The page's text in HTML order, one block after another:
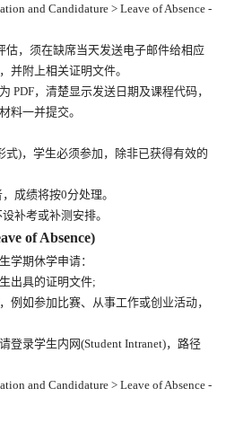
and Candidature > Leave of Absence -
，须在缺席当天发送电子邮件给相应
并附上相关证明文件。
，清楚显示发送日期及课程代码，
料一并提交。
)，学生必须参加，除非已获得有效的
成绩将按0分处理。
补考或补测安排。
of Absence)
期休学申请：
出具的证明文件;
如参加比赛、从事工作或创业活动，
录学生内网(Student Intranet)，路径
and Candidature > Leave of Absence -